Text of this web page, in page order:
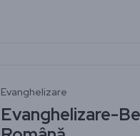
Evanghelizare
Evanghelizare-